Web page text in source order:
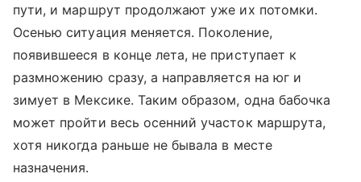
пути, и маршрут продолжают уже их потомки.
Осенью ситуация меняется. Поколение,
появившееся в конце лета, не приступает к
размножению сразу, а направляется на юг и
зимует в Мексике. Таким образом, одна бабочка
может пройти весь осенний участок маршрута,
хотя никогда раньше не бывала в месте
назначения.